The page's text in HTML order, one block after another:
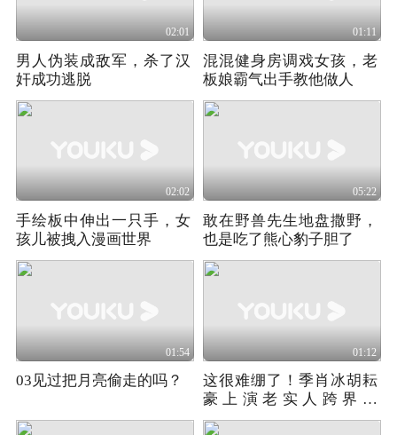
02:01
男人伪装成敌军，杀了汉
奸成功逃脱
01:11
混混健身房调戏女孩，老
板娘霸气出手教他做人
02:02
手绘板中伸出一只手，女
孩儿被拽入漫画世界
05:22
敢在野兽先生地盘撒野，
也是吃了熊心豹子胆了
01:54
03见过把月亮偷走的吗？
01:12
这很难绷了！季肖冰胡耘
豪上演老实人跨界当
rapper